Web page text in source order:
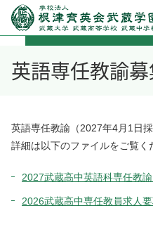
英語専任教諭
英語専任教諭（2027年4月1日採
詳細は以下のファイルをご覧く
2027武蔵高中英語科専任教
2026武蔵高中専任教員求人要